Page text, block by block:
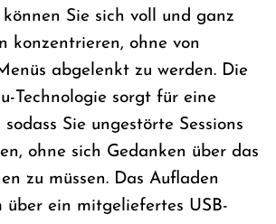
können Sie sich voll und ganz
konzentrieren, ohne von
abgelenkt zu werden. Die
Technologie sorgt für eine
Sie ungestörte Sessions
ohne sich Gedanken über das
zu müssen. Das Aufladen
über ein mitgeliefertes USB-